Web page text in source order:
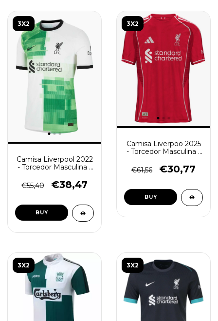
3X2
Camisa Liverpool 2022
- Torcedor Masculina -
€55,40
€38,47
BUY
3X2
Camisa Liverpoo 2025
- Torcedor Masculina -
€61,56
€30,77
BUY
3X2 3X2